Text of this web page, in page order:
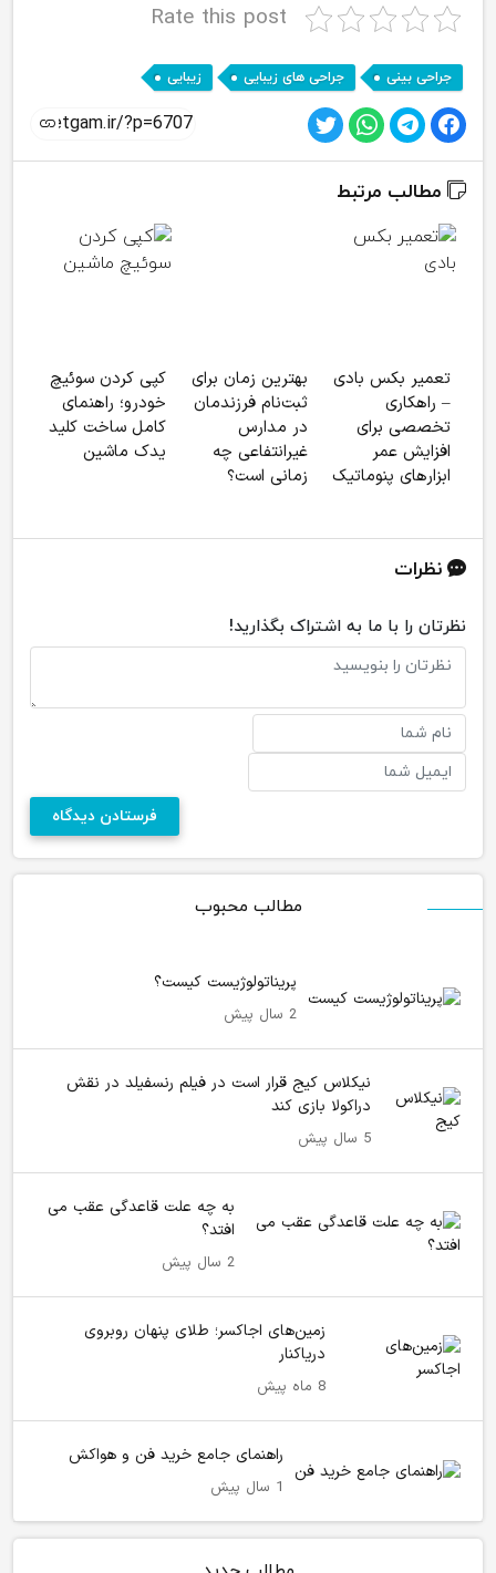
Rate this post
جراحی بینی , جراحی های زیبایی , زیبایی
مطالب مرتبط
تعمیر بکس بادی
– راهکاری
تخصصی برای
افزایش عمر
ابزارهای پنوماتیک
بهترین زمان برای
ثبت‌نام فرزندمان
در مدارس
غیرانتفاعی چه
زمانی است؟
کپی کردن سوئیچ
خودرو؛ راهنمای
کامل ساخت کلید
یدک ماشین
نظرات
نظرتان را با ما به اشتراک بگذارید!
مطالب محبوب
پریناتولوژیست کیست؟
2 سال پیش
نیکلاس کیج قرار است در فیلم رنسفیلد در نقش
دراکولا بازی کند
5 سال پیش
به چه علت قاعدگی عقب می
افتد؟
2 سال پیش
زمین‌های اجاکسر؛ طلای پنهان روبروی
دریاکنار
8 ماه پیش
راهنمای جامع خرید فن و هواکش
1 سال پیش